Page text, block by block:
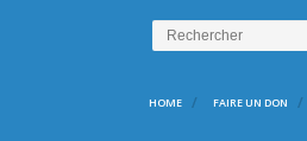
HOME FAIRE UN DON